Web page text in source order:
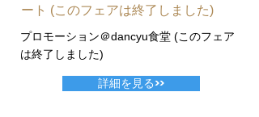
ート (このフェアは終了しました)
プロモーション＠dancyu食堂 (このフェア
は終了しました)
詳細を見る>>